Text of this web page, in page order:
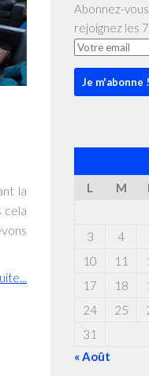
la
cela
Abonnez-
rejoignez les
L
M
3
4
10
11
17
18
24
25
31
« Août